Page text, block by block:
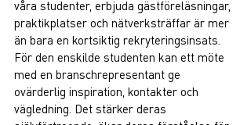
våra studenter, erbjuda gästföreläsningar,
praktikplatser och nätverksträffar är mer
än bara en kortsiktig rekryteringsinsats.
För den enskilde studenten kan ett möte
med en branschrepresentant ge
ovärderlig inspiration, kontakter och
vägledning. Det stärker deras